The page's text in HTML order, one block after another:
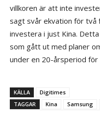
villkoren är att inte
sagt svår ekvation för
investera i just Kina.
som gått ut med planer
under en 20-årsperiod för
KÄLLA
Digitimes
TAGGAR
Kina Samsung